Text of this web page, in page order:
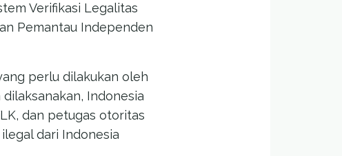
Verifikasi Legalitas
Pemantau Independen
perlu dilakukan oleh
dilaksanakan, Indonesia
dan petugas otoritas
dari Indonesia